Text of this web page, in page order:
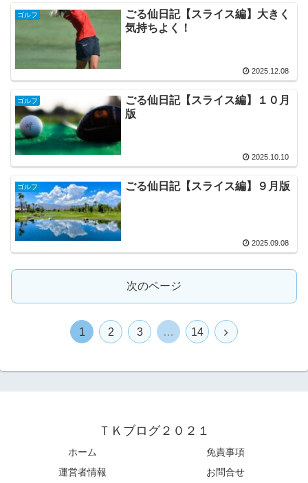
ゴルフ
ごる仙日記【スライス編】大きく
気持ちよく！
2025.12.08
ゴルフ
ごる仙日記【スライス編】１０月
版
2025.10.10
ゴルフ ごる仙日記【スライス編】９月版
2025.09.08
次のページ
1 2 3 … 14
ＴＫブログ２０２１
ホーム
免責事項
運営者情報
お問合せ